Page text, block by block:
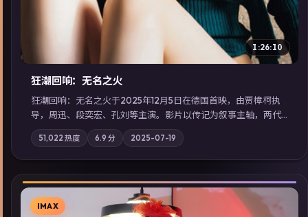
1:26:10
狂潮回响：无名之火
狂潮回响：无名之火于2025年12月5日在德国首映，由贾樟柯执
导，周迅、段奕宏、孔刘等主演。影片以传记为叙事主轴，两代
人的执念在暴风雨夜正面相撞；摄影与配乐强化地域气质；站内
亦可通过「国产免费观看高清电视剧在线看」延展检索同类型高
分佳作，畅享高清在线追剧体验。
51,022 热度 6.9 分 2025-07-19
IMAX